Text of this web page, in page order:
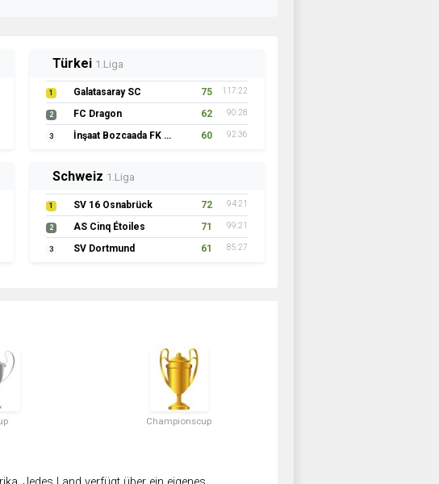
Türkei 1.Liga
1 Galatasaray SC 75 117:22
2 FC Dragon 62 90:28
3 İnşaat Bozcaada FK 1957 60 92:36
Schweiz 1.Liga
1 SV 16 Osnabrück 72 94:21
2 AS Cinq Étoiles 71 99:21
3 SV Dortmund 61 85:27
Championscup